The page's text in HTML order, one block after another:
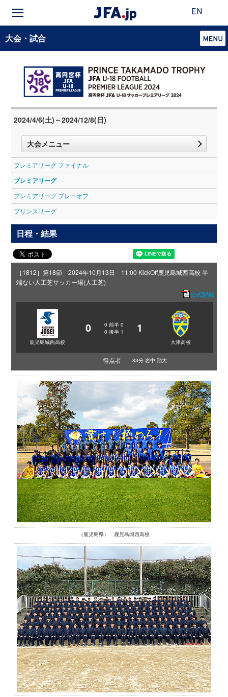
EN
大会・試合
2024/4/6(土)～2024/12/8(日)
大会メニュー
プレミアリーグ ファイナル
プレミアリーグ
プレミアリーグ プレーオフ
プリンスリーグ
日程・結果
［1812］第18節 2024年10月13日 11:00 KickOff鹿児島城西高校 半
端ない人工芝サッカー場(人工芝)
公式記録
鹿児島城西高校
0 0 前半 0
0 後半 1 1
大津高校
得点者 83分 岩中 翔大
（鹿児島県） 鹿児島城西高校